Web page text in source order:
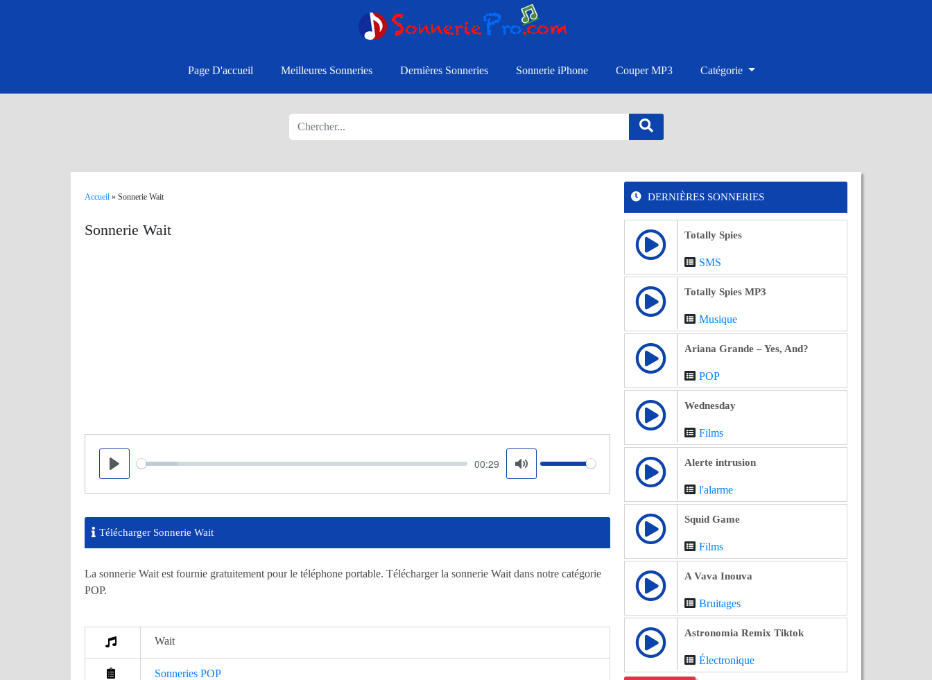
Page D'accueil Meilleures Sonneries Dernières Sonneries Sonnerie iPhone Couper MP3 Catégorie
Accueil » Sonnerie Wait
Sonnerie Wait
Play
Seek 00:29
Mute
Volume
Télécharger Sonnerie Wait
La sonnerie Wait est fournie gratuitement pour le téléphone portable. Télécharger la sonnerie Wait dans notre catégorie
POP.
Wait
Sonneries POP
DERNIÈRES SONNERIES
Totally Spies
SMS
Totally Spies MP3
Musique
Ariana Grande – Yes, And?
POP
Wednesday
Films
Alerte intrusion
l'alarme
Squid Game
Films
A Vava Inouva
Bruitages
Astronomia Remix Tiktok
Électronique